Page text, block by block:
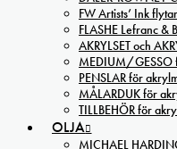
FW Artists’ Ink
FLASHE Lefranc &
AKRYLSET och
MEDIUM/GESSO
PENSLAR för
MÅLARDUK för
TILLBEHÖR för
OLJA
MICHAEL